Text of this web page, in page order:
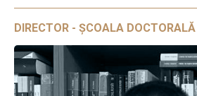
DIRECTOR - ȘCOALA